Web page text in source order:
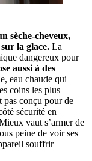
sèche-cheveux,
la glace. La
dangereux pour
aussi à des
eau chaude qui
coins les plus
pas conçu pour de
sécurité en
vaut s’armer de
peine de voir ses
souffrir